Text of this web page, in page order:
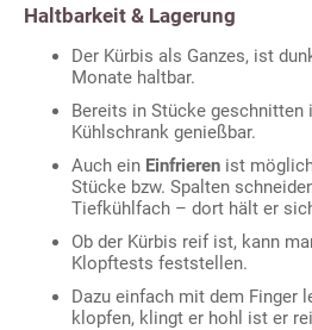
Haltbarkeit & Lagerung
Der Kürbis als Ganzes, ist
Monate haltbar.
Bereits in Stücke geschnitten
Kühlschrank genießbar.
Auch ein Einfrieren ist
Stücke bzw. Spalten
Tiefkühlfach – dort hält er
Ob der Kürbis reif ist, kann
Klopftests feststellen.
Dazu einfach mit dem Finger
klopfen, klingt er hohl ist er